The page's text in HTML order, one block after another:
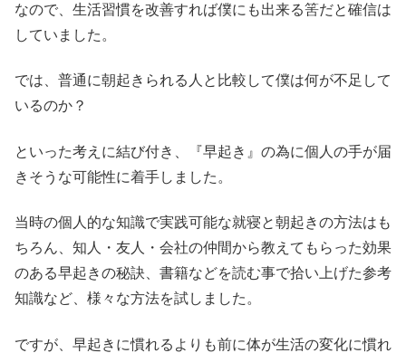
なので、生活習慣を改善すれば僕にも出来る筈だと確信は
していました。
では、普通に朝起きられる人と比較して僕は何が不足して
いるのか？
といった考えに結び付き、『早起き』の為に個人の手が届
きそうな可能性に着手しました。
当時の個人的な知識で実践可能な就寝と朝起きの方法はも
ちろん、知人・友人・会社の仲間から教えてもらった効果
のある早起きの秘訣、書籍などを読む事で拾い上げた参考
知識など、様々な方法を試しました。
ですが、早起きに慣れるよりも前に体が生活の変化に慣れ